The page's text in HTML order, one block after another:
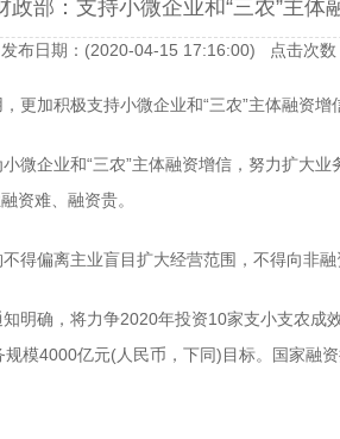
政部：支持小微企业和“三农”主体
发布日期：(2020-04-15 17:16:00) 点击次数
更加积极支持小微企业和“三农”主体融资增
企业和“三农”主体融资增信，努力扩大业
资难、融资贵。
偏离主业盲目扩大经营范围，不得向非融
确，将力争2020年投资10家支小支农成
模4000亿元(人民币，下同)目标。国家融